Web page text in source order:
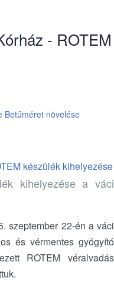
- ROTEM
Betűméret növelése
kihelyezése a váci
szeptember 22-én a váci
és vérmentes gyógyító
ROTEM véralvadás